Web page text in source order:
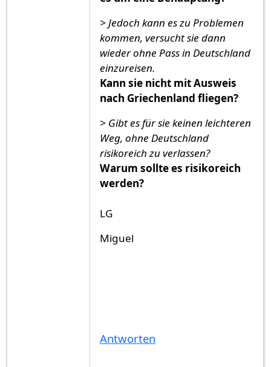
> Jedoch kann es zu Problemen
kommen, versucht sie dann
wieder ohne Pass in Deutschland
einzureisen.
Kann sie nicht mit Ausweis
nach Griechenland fliegen?
> Gibt es für sie keinen leichteren
Weg, ohne Deutschland
risikoreich zu verlassen?
Warum sollte es risikoreich
werden?
LG
Miguel
Antworten